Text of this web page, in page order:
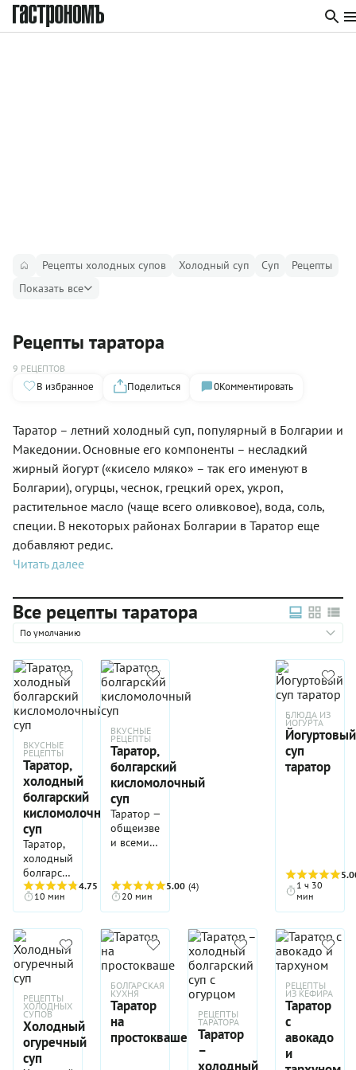
Рецепты холодных супов Холодный суп Суп
Рецепты
Показать все
Рецепты таратора
9 РЕЦЕПТОВ
В избранное Поделиться 0Комментировать
Таратор – летний холодный суп, популярный в Болгарии и
Македонии. Основные его компоненты – несладкий
жирный йогурт («кисело мляко» – так его именуют в
Болгарии), огурцы, чеснок, грецкий орех, укроп,
растительное масло (чаще всего оливковое), вода, соль,
специи. В некоторых районах Болгарии в Таратор еще
добавляют редис.
Читать далее
Все рецепты таратора
По умолчанию
ВКУСНЫЕ
РЕЦЕПТЫ
Таратор,
холодный
болгарский
кисломолочный
суп
Таратор,
холодный
болгарский
кисломолочный
суп,
заставит
вас
держать
летом в
холодильнике
полезные
продукты.
В первую
очередь —
натуральный
йогурт.
4.75
(4)
10 мин
ВКУСНЫЕ
РЕЦЕПТЫ
Таратор,
болгарский
кисломолочный
суп
Таратор —
общеизвестный
и всеми
кисломолочный
суп.
Большинство
людей
знакомятся
с ним,
отдыхая
на каком-
нибудь
болгарском
курорте
летом.
5.00 (4)
20 мин
БЛЮДА ИЗ
ЙОГУРТА
Йогуртовый
суп
таратор
1 ч 30
мин
РЕЦЕПТЫ
ХОЛОДНЫХ
СУПОВ
Холодный
огуречный
суп
БОЛГАРСКАЯ
КУХНЯ
Таратор
на
простокваше
РЕЦЕПТЫ
ТАРАТОРА
Таратор
–
холодный
РЕЦЕПТЫ
ИЗ КЕФИРА
Таратор
с
авокадо
и